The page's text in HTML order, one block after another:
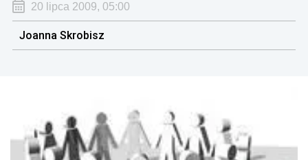
20 lipca 2009, 05:00
Joanna Skrobisz